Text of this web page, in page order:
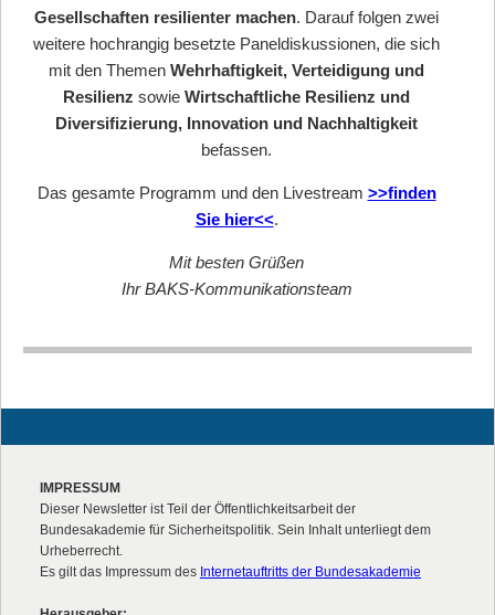
Gesellschaften resilienter machen. Darauf folgen zwei
weitere hochrangig besetzte Paneldiskussionen, die sich
mit den Themen Wehrhaftigkeit, Verteidigung und
Resilienz sowie Wirtschaftliche Resilienz und
Diversifizierung, Innovation und Nachhaltigkeit
befassen.
Das gesamte Programm und den Livestream >>finden
Sie hier<<.
Mit besten Grüßen
Ihr BAKS-Kommunikationsteam
IMPRESSUM
Dieser Newsletter ist Teil der Öffentlichkeitsarbeit der
Bundesakademie für Sicherheitspolitik. Sein Inhalt unterliegt dem
Urheberrecht.
Es gilt das Impressum des Internetauftritts der Bundesakademie